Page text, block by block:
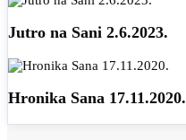
Jutro na Sani 2.6.2023.
Hronika Sana 17.11.2020.